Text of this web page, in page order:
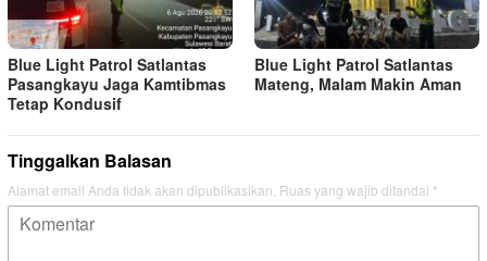
Blue Light Patrol Satlantas
Pasangkayu Jaga Kamtibmas
Tetap Kondusif
Blue Light Patrol Satlantas
Mateng, Malam Makin Aman
Tinggalkan Balasan
Alamat email Anda tidak akan dipublikasikan. Ruas yang wajib ditandai *